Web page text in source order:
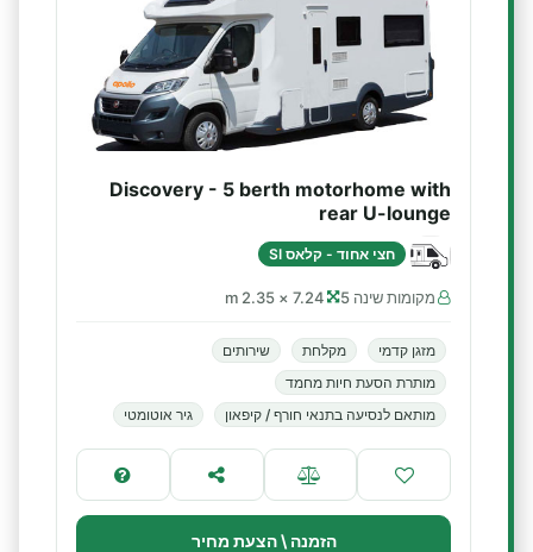
Discovery - 5 berth motorhome with
rear U-lounge
חצי אחוד - קלאס SI
מקומות שינה 5 7.24 × 2.35 m
מזגן קדמי מקלחת
שירותים
מותרת הסעת חיות מחמד
מותאם לנסיעה בתנאי חורף / קיפאון
גיר אוטומטי
הזמנה \ הצעת מחיר